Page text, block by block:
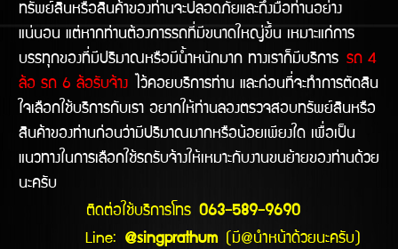
ทรัพย์สินหรือสินค้าของท่านจะปลอดภัยและถึงมือท่านอย่าง
แน่นอน แต่หากท่านต้องการรถที่มีขนาดใหญ่ขึ้น เหมาะแก่การ
บรรทุกของที่มีปริมาณหรือมีน้ำหนักมาก ทางเราก็มีบริการ รถ 4
ล้อ รถ 6 ล้อรับจ้าง ไว้คอยบริการท่าน และก่อนที่จะทำการตัดสิน
ใจเลือกใช้บริการกับเรา อยากให้ท่านลองตรวจสอบทรัพย์สินหรือ
สินค้าของท่านก่อนว่ามีปริมาณมากหรือน้อยเพียงใด เพื่อเป็น
แนวทางในการเลือกใช้รถรับจ้างให้เหมาะกับงานขนย้ายของท่านด้วย
นะครับ
ติดต่อใช้บริการโทร 063-589-9690
Line: @singprathum (มี@นำหน้าด้วยนะครับ)